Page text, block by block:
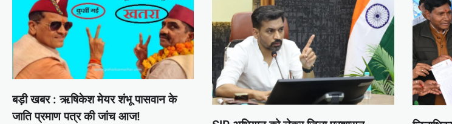
बड़ी खबर : ऋषिकेश मेयर शंभू पासवान के
जाति प्रमाण पत्र की जांच आज!